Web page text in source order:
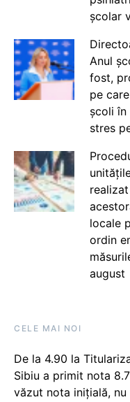
școlar
Anul
fost,
pe
școli în
stres
locale
ordin
august
CELE MAI NOI
De la 4.90 la
Sibiu a primit nota
văzut nota inițială,